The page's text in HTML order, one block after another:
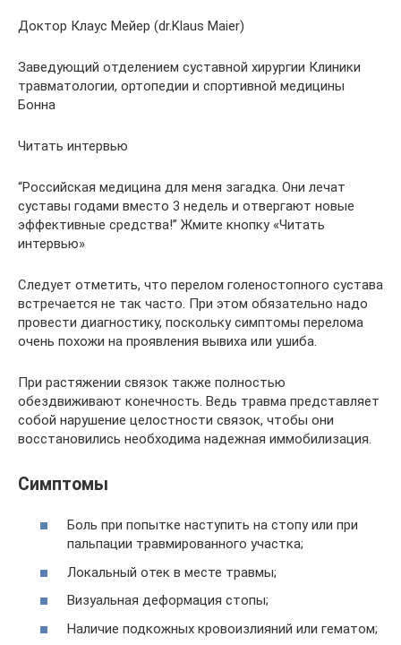
Доктор Клаус Мейер (dr.Klaus Maier)
Заведующий отделением суставной хирургии Клиники
травматологии, ортопедии и спортивной медицины
Бонна
Читать интервью
“Российская медицина для меня загадка. Они лечат
суставы годами вместо 3 недель и отвергают новые
эффективные средства!” Жмите кнопку «Читать
интервью»
Следует отметить, что перелом голеностопного сустава
встречается не так часто. При этом обязательно надо
провести диагностику, поскольку симптомы перелома
очень похожи на проявления вывиха или ушиба.
При растяжении связок также полностью
обездвиживают конечность. Ведь травма представляет
собой нарушение целостности связок, чтобы они
восстановились необходима надежная иммобилизация.
Симптомы
Боль при попытке наступить на стопу или при
пальпации травмированного участка;
Локальный отек в месте травмы;
Визуальная деформация стопы;
Наличие подкожных кровоизлияний или гематом;